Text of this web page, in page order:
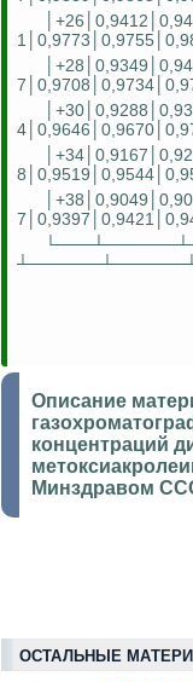
Описание
концентраций
Минздравом
ОСТАЛЬНЫЕ